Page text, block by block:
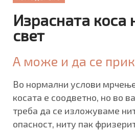
Израсната коса
свет
А може и да се
Во нормални услови
косата е соодветно, но во
треба да се изложуваме
опасност, ниту пак